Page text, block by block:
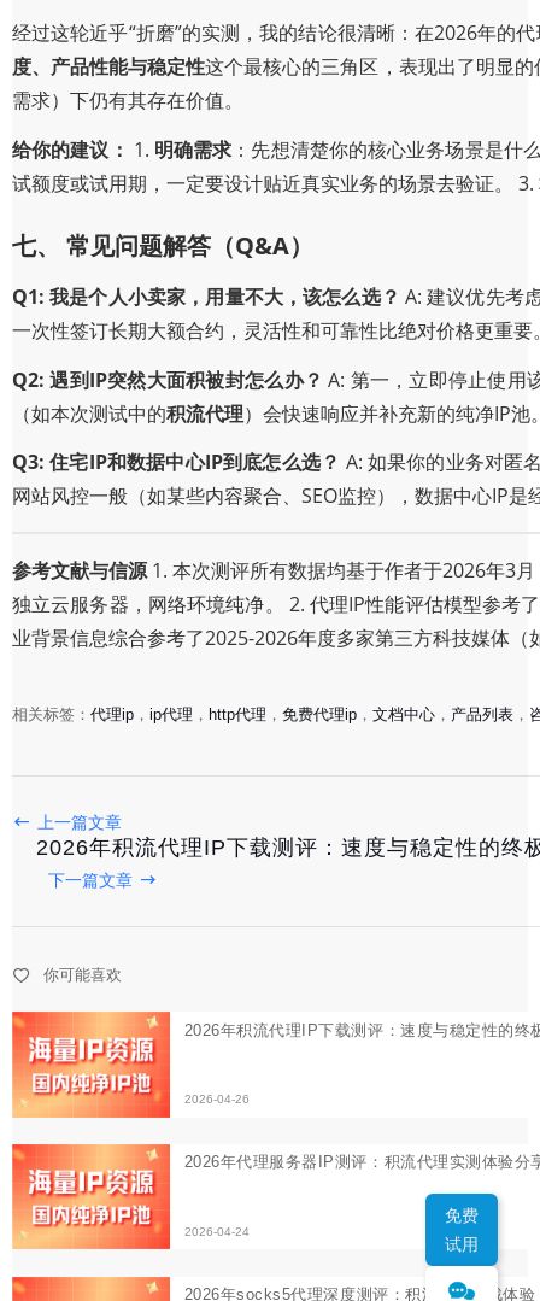
经过这轮近乎“折磨”的实测，我的结论很清晰：在2026年的
度、产品性能与稳定性这个最核心的三角区，表现出了明显
需求）下仍有其存在价值。
给你的建议： 1. 明确需求 ：先想清楚你的核心业务场景是
试额度或试用期，一定要设计贴近真实业务的场景去验证。 3.
七、 常见问题解答（Q&A）
Q1: 我是个人小卖家，用量不大，该怎么选？ A: 建议优先考
一次性签订长期大额合约，灵活性和可靠性比绝对价格更重要
Q2: 遇到IP突然大面积被封怎么办？ A: 第一，立即停止使用
（如本次测试中的积流代理）会快速响应并补充新的纯净IP
Q3: 住宅IP和数据中心IP到底怎么选？ A: 如果你的业务对匿
网站风控一般（如某些内容聚合、SEO监控），数据中心IP
参考文献与信源1. 本次测评所有数据均基于作者于2026年3
独立云服务器，网络环境纯净。 2. 代理IP性能评估模型参考
业背景信息综合参考了2025-2026年度多家第三方科技媒体
相关标签： 代理ip ， ip代理 ， http代理 ， 免费代理ip ， 文档中心 ， 产品列表 ，
上一篇文章
2026年积流代理IP下载测评：速度与稳定性的终
下一篇文章
你可能喜欢
2026年积流代理IP下载测评：速度与稳定性的终极实测报
2026-04-26
2026年代理服务器IP测评：积流代理实测体验分享
免费
试用